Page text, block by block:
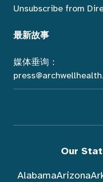
Unsubscribe from
最新故事
媒体垂询：
Our
AlabamaArizona